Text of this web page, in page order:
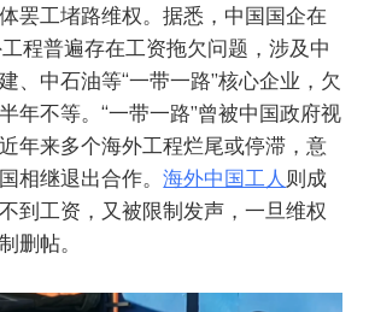
罢工堵路维权。据悉，中国国企在
程普遍存在工资拖欠问题，涉及中
、中石油等“一带一路”核心企业，欠
年不等。“一带一路”曾被中国政府视
年来多个海外工程烂尾或停滞，意
相继退出合作。海外中国工人 则成
到工资，又被限制发声，一旦维权
删帖。